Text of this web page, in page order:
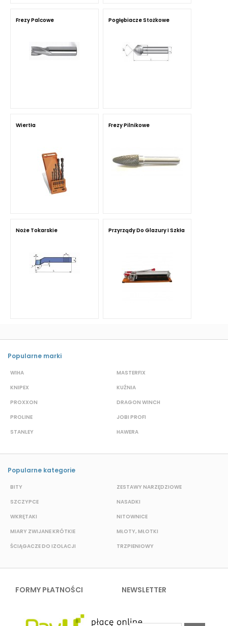
Frezy Palcowe Pogłębiacze Stożkowe
Wiertła Frezy Pilnikowe
Noże Tokarskie Przyrządy Do Glazury I Szkła
Popularne marki
WIHA
KNIPEX
PROXXON
PROLINE
STANLEY
MASTERFIX
KUŹNIA
DRAGON WINCH
JOBI PROFI
HAWERA
Popularne kategorie
BITY
SZCZYPCE
WKRĘTAKI
MIARY ZWIJANE KRÓTKIE
ŚCIĄGACZE DO IZOLACJI
ZESTAWY NARZĘDZIOWE
NASADKI
NITOWNICE
MŁOTY, MŁOTKI
TRZPIENIOWY
FORMY PŁATNOŚCI NEWSLETTER